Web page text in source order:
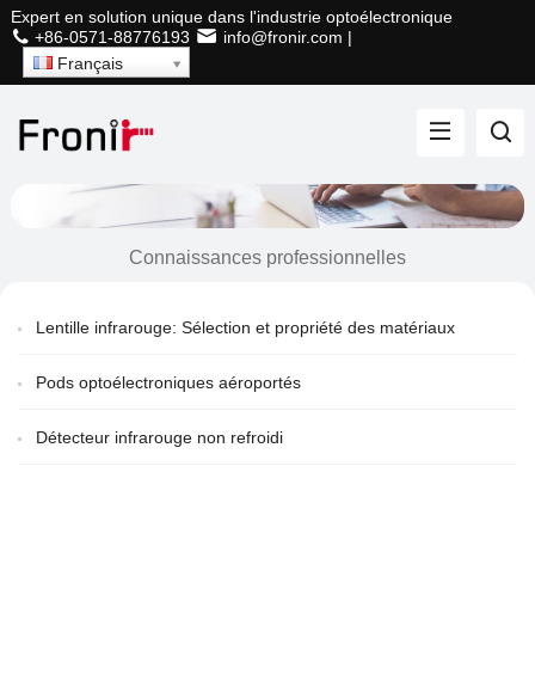
Expert en solution unique dans l'industrie optoélectronique
+86-0571-88776193
info@fronir.com |
Français
Connaissances professionnelles
Lentille infrarouge: Sélection et propriété des matériaux
Pods optoélectroniques aéroportés
Détecteur infrarouge non refroidi